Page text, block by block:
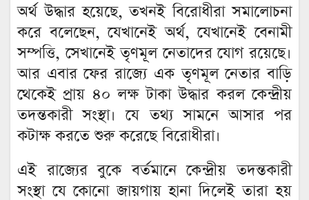
অর্থ উদ্ধার হয়েছে, তখনই বিরোধীরা সমালোচনা
করে বলেছেন, যেখানেই অর্থ, যেখানেই বেনামী
সম্পত্তি, সেখানেই তৃণমূল নেতাদের যোগ রয়েছে।
আর এবার ফের রাজ্যে এক তৃণমূল নেতার বাড়ি
থেকেই প্রায় ৪০ লক্ষ টাকা উদ্ধার করল কেন্দ্রীয়
তদন্তকারী সংস্থা। যে তথ্য সামনে আসার পর
কটাক্ষ করতে শুরু করেছে বিরোধীরা।
এই রাজ্যের বুকে বর্তমানে কেন্দ্রীয় তদন্তকারী
সংস্থা যে কোনো জায়গায় হানা দিলেই তারা হয়